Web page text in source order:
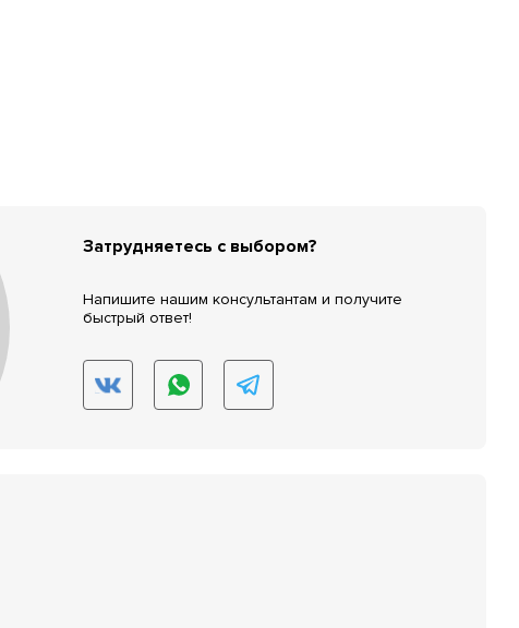
Затрудняетесь с выбором?
Напишите нашим консультантам и получите
быстрый ответ!